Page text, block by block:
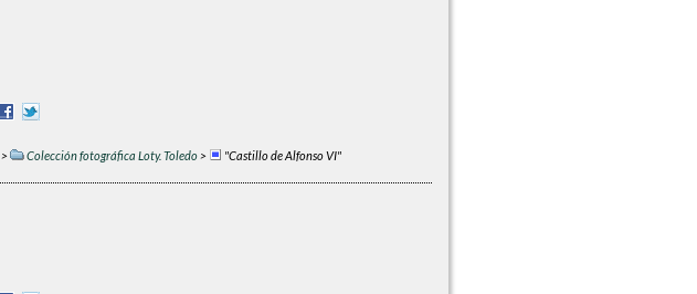
> Colección fotográfica Loty. Toledo> "Castillo de Alfonso VI"